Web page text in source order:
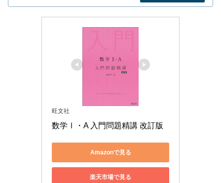
旺文社
数学Ⅰ・A 入門問題精講 改訂版
Amazonで見る
楽天市場で見る